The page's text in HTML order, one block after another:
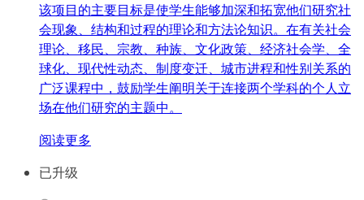
该项目的主要目标是使学生能够加深和拓宽他们研究社
会现象、结构和过程的理论和方法论知识。在有关社会
理论、移民、宗教、种族、文化政策、经济社会学、全
球化、现代性动态、制度变迁、城市进程和性别关系的
广泛课程中，鼓励学生阐明关于连接两个学科的个人立
场在他们研究的主题中。
阅读更多
已升级